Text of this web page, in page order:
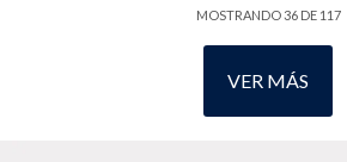
MOSTRANDO36DE 117
VER MÁS